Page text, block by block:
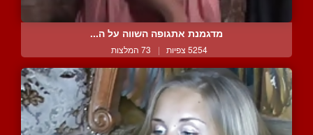
מדגמנת אתגופה השווה על ה...
5254 צפיות | 73 המלצות